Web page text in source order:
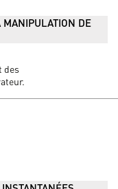
MANIPULATION DE
des